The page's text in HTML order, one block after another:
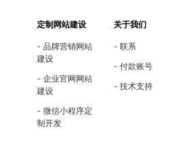
定制网站建设
品牌营销网站
建设
企业官网网站
建设
微信小程序定
制开发
关于我们
联系
付款账号
技术支持